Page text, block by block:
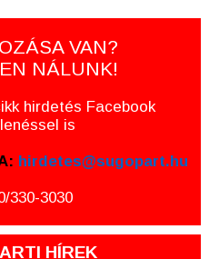
VAN?
NÁLUNK!
hirdetés Facebook
is
hirdetes@sugopart.hu
330-3030
HÍREK